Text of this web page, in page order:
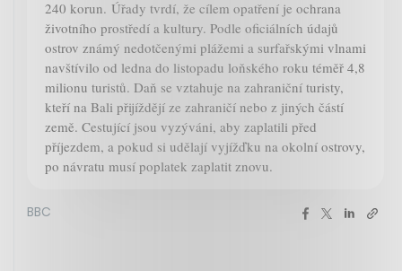
240 korun. Úřady tvrdí, že cílem opatření je ochrana
životního prostředí a kultury. Podle oficiálních údajů
ostrov známý nedotčenými plážemi a surfařskými vlnami
navštívilo od ledna do listopadu loňského roku téměř 4,8
milionu turistů. Daň se vztahuje na zahraniční turisty,
kteří na Bali přijíždějí ze zahraničí nebo z jiných částí
země. Cestující jsou vyzýváni, aby zaplatili před
příjezdem, a pokud si udělají vyjížďku na okolní ostrovy,
po návratu musí poplatek zaplatit znovu.
BBC